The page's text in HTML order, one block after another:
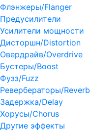
Флэнжеры/Flanger
Предусилители
Усилители мощности
Дисторшн/Distortion
Овердрайв/Overdrive
Бустеры/Boost
Фузз/Fuzz
Ревербераторы/Reverb
Задержка/Delay
Хорусы/Chorus
Другие эффекты